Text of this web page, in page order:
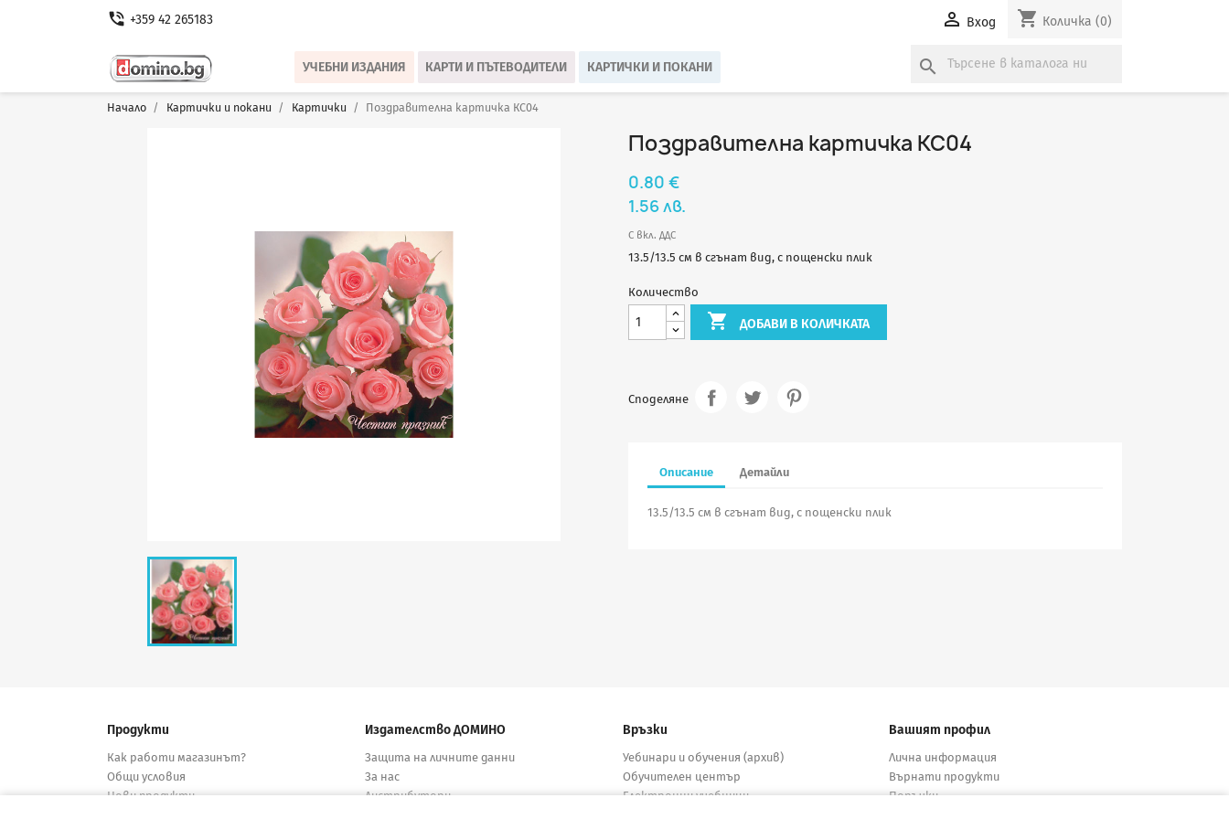
phone_in_talk +359 42 265183  Вход shopping_cart Количка (0)
УЧЕБНИ ИЗДАНИЯ КАРТИ И ПЪТЕВОДИТЕЛИ КАРТИЧКИ И ПОКАНИ search
Начало Картички и покани Картички Поздравителна картичка КС04
Поздравителна картичка КС04
0.80 €
1.56 лв.
С вкл. ДДС
13.5/13.5 см в сгънат вид, с пощенски плик
Количество
 ДОБАВИ В КОЛИЧКАТА
Споделяне
Описание Детайли
13.5/13.5 см в сгънат вид, с пощенски плик
Продукти
Как работи магазинът?
Общи условия
Нови продукти
Издателство ДОМИНО
Защита на личните данни
За нас
Дистрибутори
Връзки
Уебинари и обучения (архив)
Обучителен център
Електронни учебници
Вашият профил
Лична информация
Върнати продукти
Поръчки